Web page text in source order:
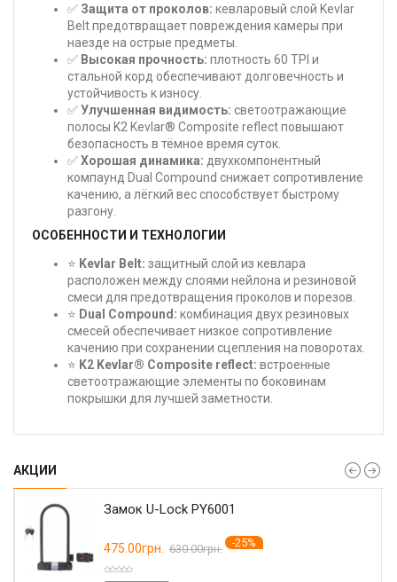
✅ Защита от проколов: кевларовый слой Kevlar
Belt предотвращает повреждения камеры при
наезде на острые предметы.
✅ Высокая прочность: плотность 60 TPI и
стальной корд обеспечивают долговечность и
устойчивость к износу.
✅Улучшенная видимость: светоотражающие
полосы K2 Kevlar® Composite reflect повышают
безопасность в тёмное время суток.
✅Хорошая динамика: двухкомпонентный
компаунд Dual Compound снижает сопротивление
качению, а лёгкий вес способствует быстрому
разгону.
ОСОБЕННОСТИ И ТЕХНОЛОГИИ
⭐ Kevlar Belt: защитный слой из кевлара
расположен между слоями нейлона и резиновой
смеси для предотвращения проколов и порезов.
⭐ Dual Compound: комбинация двух резиновых
смесей обеспечивает низкое сопротивление
качению при сохранении сцепления на поворотах.
⭐ K2 Kevlar® Composite reflect: встроенные
светоотражающие элементы по боковинам
покрышки для лучшей заметности.
АКЦИИ
Замок U-Lock PY6001
475.00грн. 630.00грн. -25%